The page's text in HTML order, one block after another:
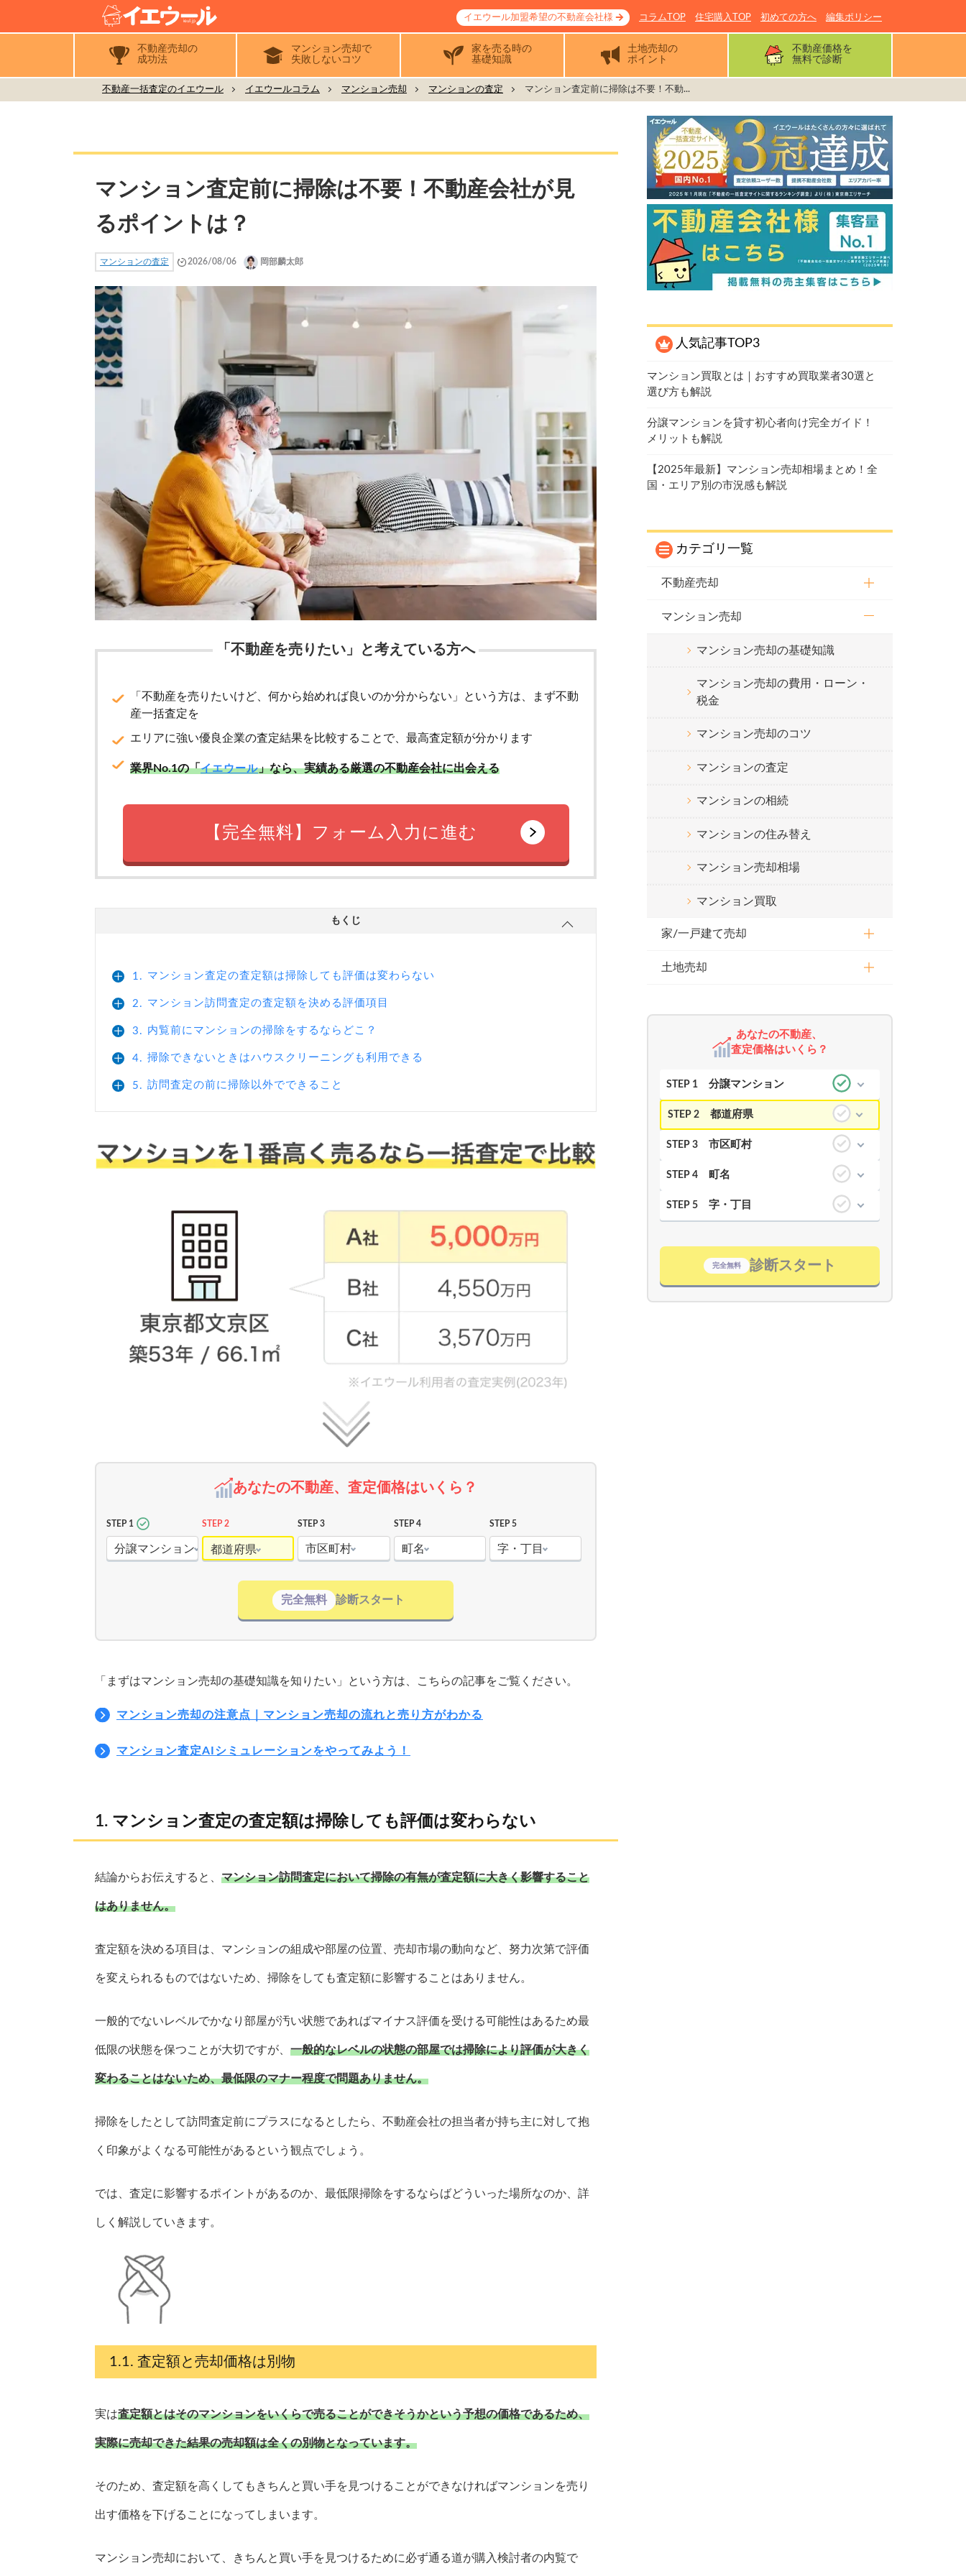
イエウール加盟希望の不動産会社様 コラムTOP 住宅購入TOP 初めての方へ 編集ポリシー
不動産売却の
成功法
マンション売却で
失敗しないコツ
家を売る時の
基礎知識
土地売却の
ポイント
不動産価格を
無料で診断
不動産一括査定のイエウール イエウールコラム マンション売却 マンションの査定 マンション査定前に掃除は不要！不動...
マンション査定前に掃除は不要！不動産会社が見
るポイントは？
マンションの査定 2026/08/06 岡部麟太郎
「不動産を売りたい」と考えている方へ
「不動産を売りたいけど、何から始めれば良いのか分からない」という方は、まず不動
産一括査定を
エリアに強い優良企業の査定結果を比較することで、最高査定額が分かります
業界No.1の「イエウール」なら、実績ある厳選の不動産会社に出会える
【完全無料】フォーム入力に進む
もくじ
1. マンション査定の査定額は掃除しても評価は変わらない
2. マンション訪問査定の査定額を決める評価項目
3. 内覧前にマンションの掃除をするならどこ？
4. 掃除できないときはハウスクリーニングも利用できる
5. 訪問査定の前に掃除以外でできること
あなたの不動産、査定価格はいくら？
STEP 1
分譲マンション
STEP 2
都道府県
STEP 3
市区町村
STEP 4
町名
STEP 5
字・丁目
完全無料 診断スタート
「まずはマンション売却の基礎知識を知りたい」という方は、こちらの記事をご覧ください。
マンション売却の注意点｜マンション売却の流れと売り方がわかる
マンション査定AIシミュレーションをやってみよう！
マンション査定の査定額は掃除しても評価は変わらない
結論からお伝えすると、 マンション訪問査定において掃除の有無が査定額に大きく影響すること
はありません。
査定額を決める項目は、マンションの組成や部屋の位置、売却市場の動向など、努力次第で評価
を変えられるものではないため、掃除をしても査定額に影響することはありません。
一般的でないレベルでかなり部屋が汚い状態であればマイナス評価を受ける可能性はあるため最
低限の状態を保つことが大切ですが、 一般的なレベルの状態の部屋では掃除により評価が大きく
変わることはないため、最低限のマナー程度で問題ありません。
掃除をしたとして訪問査定前にプラスになるとしたら、不動産会社の担当者が持ち主に対して抱
く印象がよくなる可能性があるという観点でしょう。
では、査定に影響するポイントがあるのか、最低限掃除をするならばどういった場所なのか、詳
しく解説していきます。
査定額と売却価格は別物
実は査定額とはそのマンションをいくらで売ることができそうかという予想の価格であるため、
実際に売却できた結果の売却額は全くの別物となっています。
そのため、査定額を高くしてもきちんと買い手を見つけることができなければマンションを売り
出す価格を下げることになってしまいます。
マンション売却において、きちんと買い手を見つけるために必ず通る道が購入検討者の内覧で
人気記事TOP3
マンション買取とは｜おすすめ買取業者30選と
選び方も解説
分譲マンションを貸す初心者向け完全ガイド！
メリットも解説
【2025年最新】マンション売却相場まとめ！全
国・エリア別の市況感も解説
カテゴリ一覧
不動産売却
マンション売却
マンション売却の基礎知識
マンション売却の費用・ローン・
税金
マンション売却のコツ
マンションの査定
マンションの相続
マンションの住み替え
マンション売却相場
マンション買取
家/一戸建て売却
土地売却
あなたの不動産、
査定価格はいくら？
STEP 1 分譲マンション
STEP 2 都道府県
STEP 3 市区町村
STEP 4 町名
STEP 5 字・丁目
完全無料 診断スタート